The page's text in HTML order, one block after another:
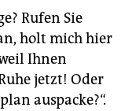
Rufen Sie
holt mich hier
Ihnen
jetzt! Oder
auspacke?“.